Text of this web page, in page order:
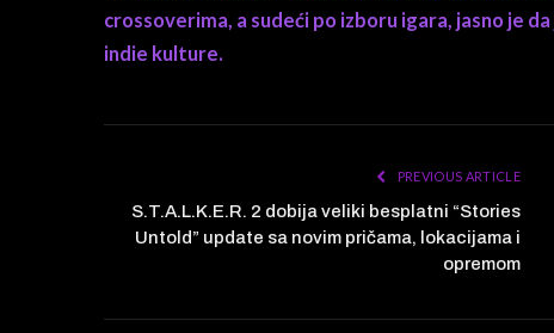
crossoverima, a sudeći po izboru igara, jasno je
indie kulture.
PREVIOUS ARTICLE
S.T.A.L.K.E.R. 2 dobija veliki besplatni “Stories
Untold” update sa novim pričama, lokacijama i
opremom